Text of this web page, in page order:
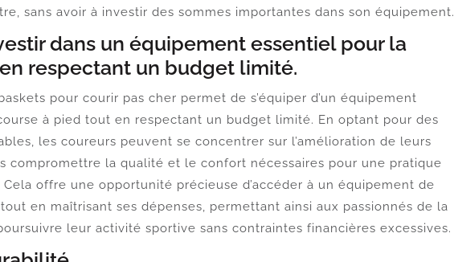
sans avoir à investir des sommes importantes dans son équipement.
dans un équipement essentiel pour la
respectant un budget limité.
pour courir pas cher permet de s’équiper d’un équipement
à pied tout en respectant un budget limité. En optant pour des
les coureurs peuvent se concentrer sur l’amélioration de leurs
compromettre la qualité et le confort nécessaires pour une pratique
offre une opportunité précieuse d’accéder à un équipement de
en maîtrisant ses dépenses, permettant ainsi aux passionnés de la
leur activité sportive sans contraintes financières excessives.